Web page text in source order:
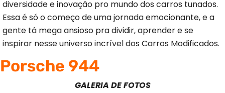
diversidade e inovação pro mundo dos carros tunados.
Essa é só o começo de uma jornada emocionante, e a
gente tá mega ansioso pra dividir, aprender e se
inspirar nesse universo incrível dos Carros Modificados.
Porsche 944
GALERIA DE FOTOS